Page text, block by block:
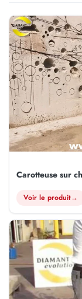
Carotteuse sur
Voir le produit→